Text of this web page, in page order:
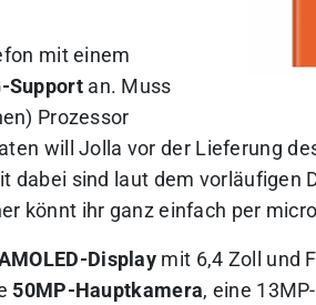
mit einem
Supportan. Muss
Prozessor
will Jolla vor der Lieferung
dabei sind laut dem vorläufigen
könnt ihr ganz einfach per
Display mit 6,4 Zoll und
50MP-Hauptkamera, eine